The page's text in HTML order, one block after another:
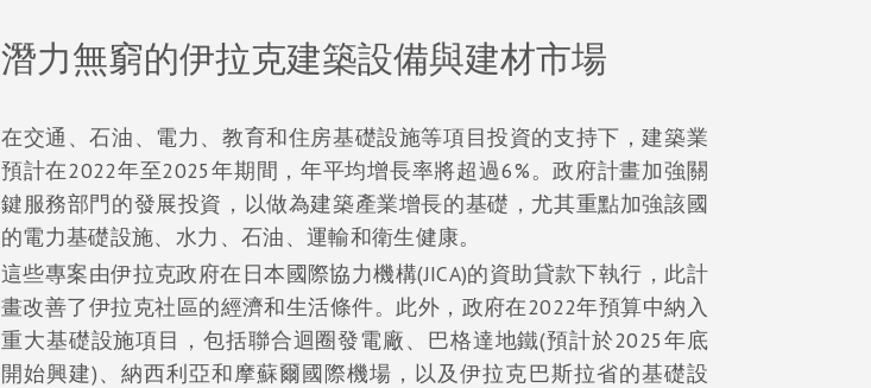
潛力無窮的伊拉克建築設備與建材市場
在交通、石油、電力、教育和住房基礎設施等項目投資的支持下，建築業
預計在2022年至2025年期間，年平均增長率將超過6%。政府計畫加強關
鍵服務部門的發展投資，以做為建築產業增長的基礎，尤其重點加強該國
的電力基礎設施、水力、石油、運輸和衛生健康。
這些專案由伊拉克政府在日本國際協力機構(JICA)的資助貸款下執行，此計
畫改善了伊拉克社區的經濟和生活條件。此外，政府在2022年預算中納入
重大基礎設施項目，包括聯合迴圈發電廠、巴格達地鐵(預計於2025年底
開始興建)、納西利亞和摩蘇爾國際機場，以及伊拉克巴斯拉省的基礎設